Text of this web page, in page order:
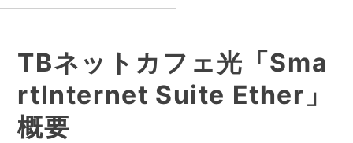
TBネットカフェ光「Sma
rtInternet Suite Ether」
概要